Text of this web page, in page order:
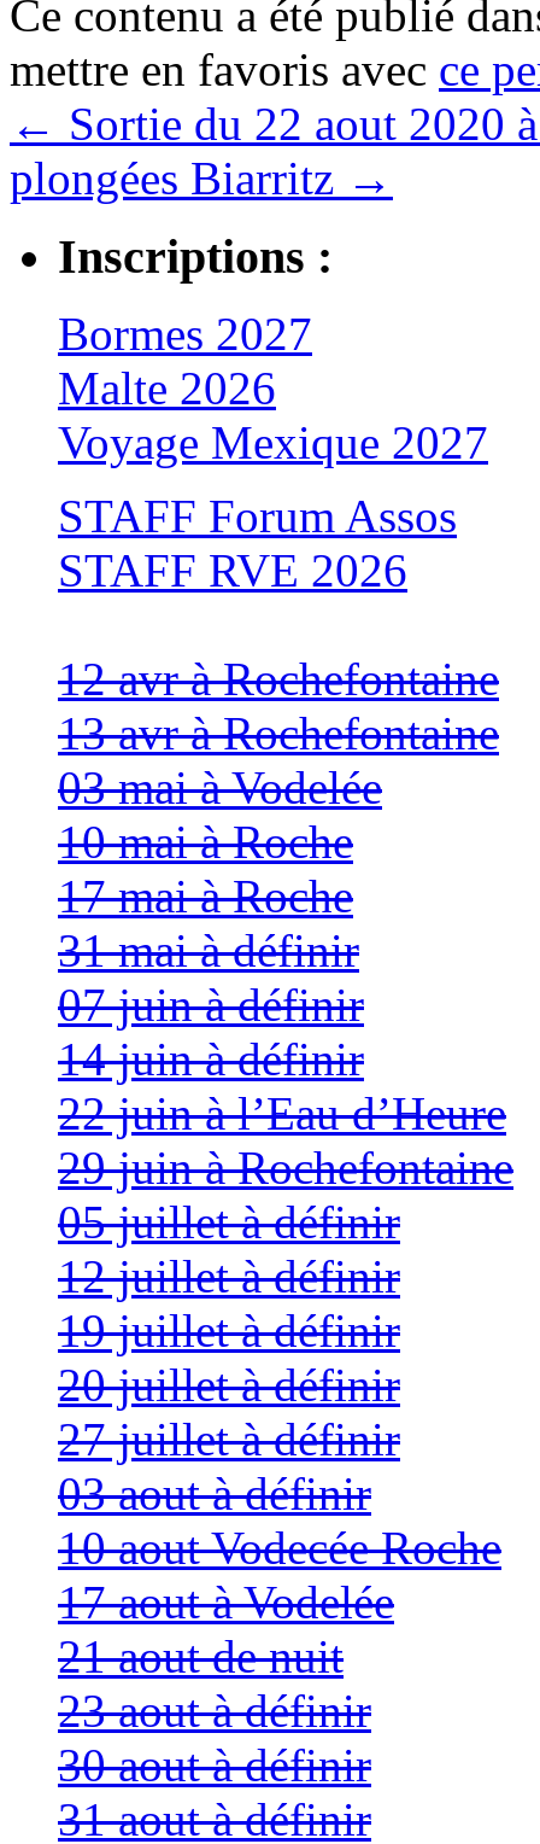
Ce contenu a été publié
mettre en favoris avec ce
← Sortie du 22 aout 2020
plongées Biarritz →
Inscriptions :
Bormes 2027
Malte 2026
Voyage Mexique 2027
STAFF Forum Assos
STAFF RVE 2026
12 avr à Rochefontaine
13 avr à Rochefontaine
03 mai à Vodelée
10 mai à Roche
17 mai à Roche
31 mai à définir
07 juin à définir
14 juin à définir
22 juin à l’Eau d’Heure
29 juin à Rochefontaine
05 juillet à définir
12 juillet à définir
19 juillet à définir
20 juillet à définir
27 juillet à définir
03 aout à définir
10 aout Vodecée Roche
17 aout à Vodelée
21 aout de nuit
23 aout à définir
30 aout à définir
31 aout à définir